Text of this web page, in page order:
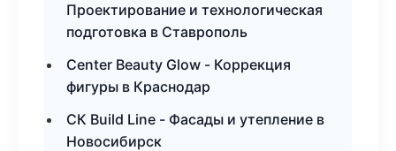
Проектирование и технологическая
подготовка в Ставрополь
Center Beauty Glow - Коррекция
фигуры в Краснодар
СК Build Line - Фасады и утепление в
Новосибирск